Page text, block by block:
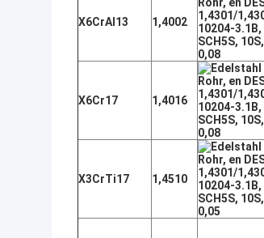
X6CrAl13 1,4002
0,08
X6Cr17 1,4016
0,08
X3CrTi17 1,4510
0,05